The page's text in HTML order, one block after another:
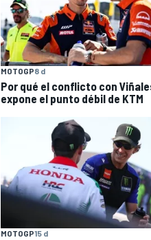
MOTOGP8 d
Por qué el conflicto con
expone el punto débil de KTM
MOTOGP15 d